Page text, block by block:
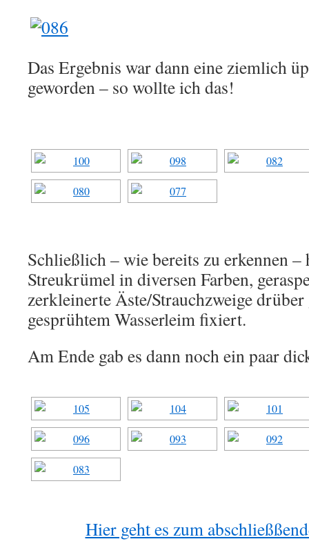
Das Ergebnis war dann eine ziemlich
geworden – so wollte ich das!
Schließlich – wie bereits zu erkennen –
Streukrümel in diversen Farben,
zerkleinerte Äste/Strauchzweige
gesprühtem Wasserleim fixiert.
Am Ende gab es dann noch ein paar
Hier geht es zum